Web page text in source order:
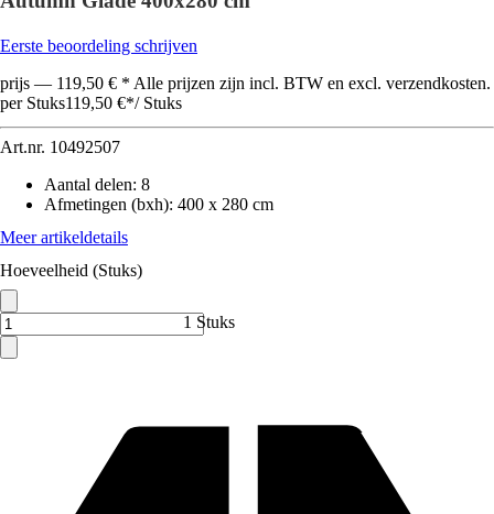
Eerste beoordeling schrijven
prijs — 119,50 € * Alle prijzen zijn incl. BTW en excl. verzendkosten.
per Stuks119,50 €*/ Stuks
Art.nr. 10492507
Aantal delen: 8
Afmetingen (bxh): 400 x 280 cm
Meer artikeldetails
Hoeveelheid (Stuks)
1 Stuks